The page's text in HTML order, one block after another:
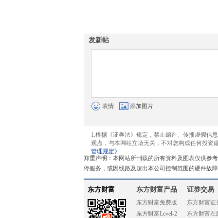
发新帖
表情 添加图片
1.根据《证券法》规定，禁止编造、传播虚假信
观点，与本网站立场无关，不对您构成任何投资
管理规定》
郑重声明：本网站所刊载的所有资料及图表仅供参
停服务，或因线路及超出本公司控制范围的硬件故
东方财富 东方财富产品
东方财富免费版
东方财富Level-2
证券交易
东方财富证
东方财富在